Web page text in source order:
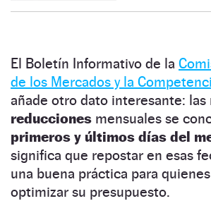
El Boletín Informativo de la
de los Mercados y la
añade otro dato interesante: las
reducciones mensuales se
primeros y últimos días del
significa que repostar en esas
una buena práctica para
optimizar su presupuesto.